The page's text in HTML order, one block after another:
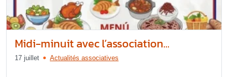
Midi-minuit avec l’association...
17 juillet Actualités associatives